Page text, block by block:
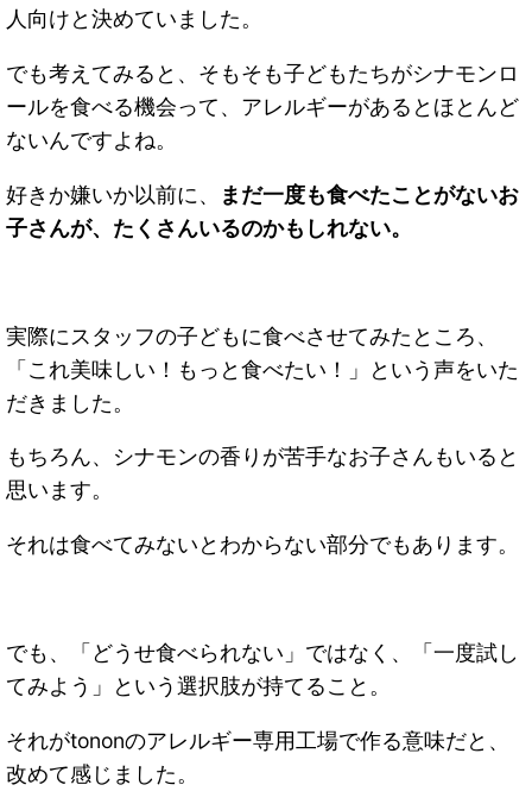
人向けと決めていました。
でも考えてみると、そもそも子どもたちがシナモンロ
ールを食べる機会って、アレルギーがあるとほとんど
ないんですよね。
好きか嫌いか以前に、
まだ一度も食べたことがないお
子さんが、たくさんいるのかもしれない。
実際にスタッフの子どもに食べさせてみたところ、
「これ美味しい！もっと食べたい！」という声をいた
だきました。
もちろん、シナモンの香りが苦手なお子さんもいると
思います。
それは食べてみないとわからない部分でもあります。
でも、「どうせ食べられない」ではなく、「一度試し
てみよう」という選択肢が持てること。
それがtononのアレルギー専用工場で作る意味だと、
改めて感じました。